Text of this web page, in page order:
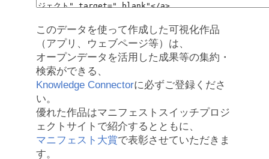
このデータを使って作成した可視化作品
（アプリ、ウェブページ等）は、
オープンデータを活用した成果等の集約・
検索ができる、
Knowledge Connectorに必ずご登録くださ
い。
優れた作品はマニフェストスイッチプロジ
ェクトサイトで紹介するとともに、
マニフェスト大賞で表彰させていただきま
す。